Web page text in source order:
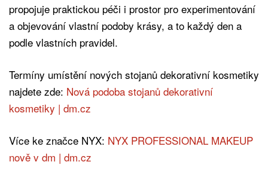
propojuje praktickou péči i prostor pro experimentování
a objevování vlastní podoby krásy, a to každý den a
podle vlastních pravidel.
Termíny umístění nových stojanů dekorativní kosmetiky
najdete zde: Nová podoba stojanů dekorativní
kosmetiky | dm.cz
Více ke značce NYX: NYX PROFESSIONAL MAKEUP
nově v dm | dm.cz